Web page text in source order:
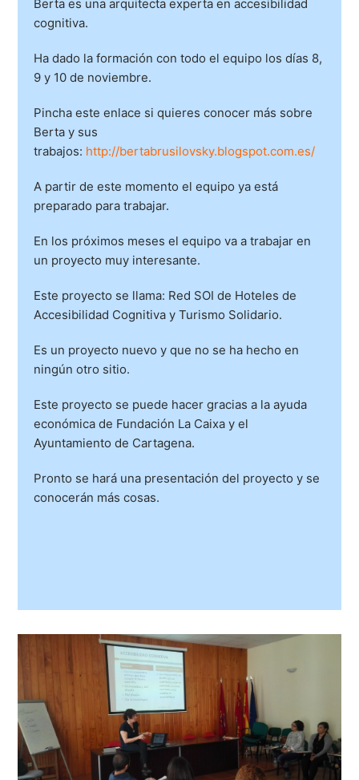
Berta es una arquitecta experta en accesibilidad
cognitiva.
Ha dado la formación con todo el equipo los días 8,
9 y 10 de noviembre.
Pincha este enlace si quieres conocer más sobre
Berta y sus
trabajos: http://bertabrusilovsky.blogspot.com.es/
A partir de este momento el equipo ya está
preparado para trabajar.
En los próximos meses el equipo va a trabajar en
un proyecto muy interesante.
Este proyecto se llama: Red SOI de Hoteles de
Accesibilidad Cognitiva y Turismo Solidario.
Es un proyecto nuevo y que no se ha hecho en
ningún otro sitio.
Este proyecto se puede hacer gracias a la ayuda
económica de Fundación La Caixa y el
Ayuntamiento de Cartagena.
Pronto se hará una presentación del proyecto y se
conocerán más cosas.